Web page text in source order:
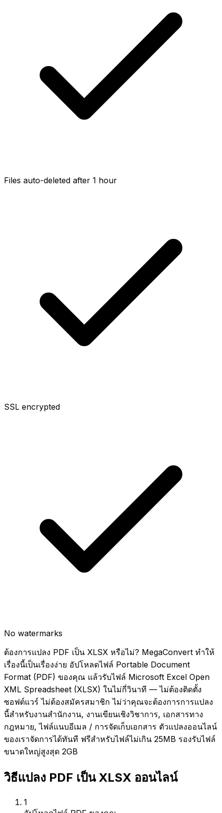
Files auto-deleted after 1 hour
SSL encrypted
No watermarks
ต้องการแปลง PDF เป็น XLSX หรือไม่? MegaConvert ทำให้
เรื่องนี้เป็นเรื่องง่าย อัปโหลดไฟล์ Portable Document
Format (PDF) ของคุณ แล้วรับไฟล์ Microsoft Excel Open
XML Spreadsheet (XLSX) ในไม่กี่วินาที — ไม่ต้องติดตั้ง
ซอฟต์แวร์ ไม่ต้องสมัครสมาชิก ไม่ว่าคุณจะต้องการการแปลง
นี้สำหรับงานสำนักงาน, งานเขียนเชิงวิชาการ, เอกสารทาง
กฎหมาย, ไฟล์แนบอีเมล / การจัดเก็บเอกสาร ตัวแปลงออนไลน์
ของเราจัดการได้ทันที ฟรีสำหรับไฟล์ไม่เกิน 25MB รองรับไฟล์
ขนาดใหญ่สูงสุด 2GB
วิธีแปลง PDF เป็น XLSX ออนไลน์
1